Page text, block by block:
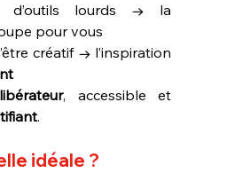
d’outils lourds → la
pour vous
créatif → l’inspiration
libérateur, accessible et
.
idéale ?